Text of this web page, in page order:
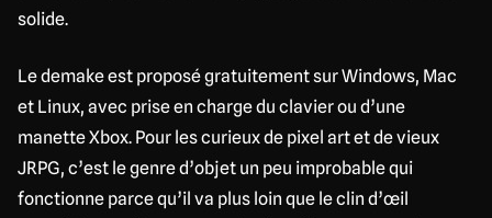
solide.
Le demake est proposé gratuitement sur Windows, Mac
et Linux, avec prise en charge du clavier ou d’une
manette Xbox. Pour les curieux de pixel art et de vieux
JRPG, c’est le genre d’objet un peu improbable qui
fonctionne parce qu’il va plus loin que le clin d’œil